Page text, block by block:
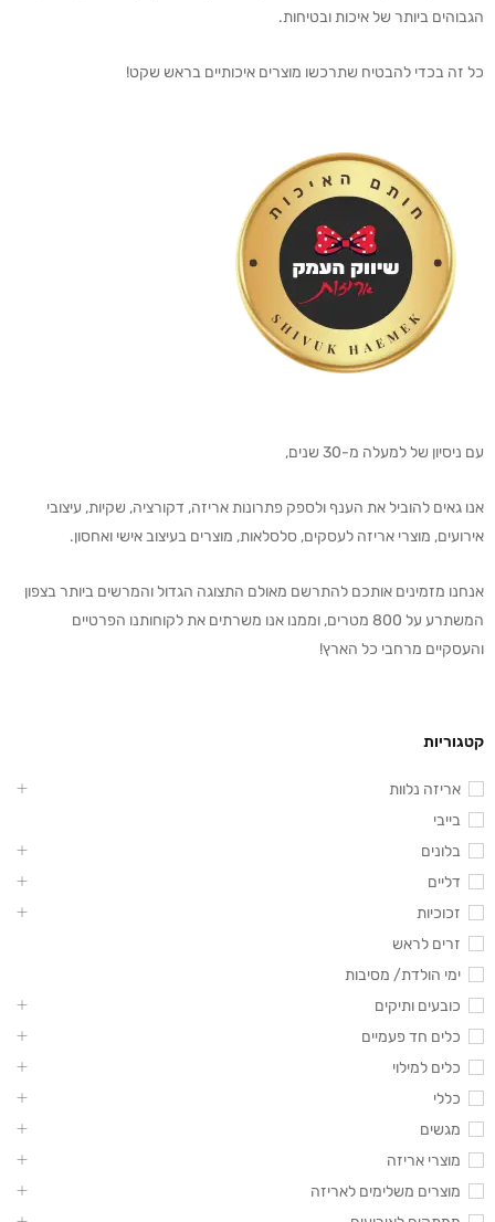
הגבוהים ביותר של איכות ובטיחות.
כל זה בכדי להבטיח שתרכשו מוצרים איכותיים בראש שקט!
עם ניסיון של למעלה מ-30 שנים,
אנו גאים להוביל את הענף ולספק פתרונות אריזה, דקורציה, שקיות, עיצובי
אירועים, מוצרי אריזה לעסקים, סלסלאות, מוצרים בעיצוב אישי ואחסון.
אנחנו מזמינים אותכם להתרשם מאולם התצוגה הגדול והמרשים ביותר בצפון
המשתרע על 800 מטרים, וממנו אנו משרתים את לקוחותנו הפרטיים
והעסקיים מרחבי כל הארץ!
קטגוריות
אריזה נלוות
בייבי
בלונים
דליים
זכוכיות
זרים לראש
ימי הולדת/ מסיבות
כובעים ותיקים
כלים חד פעמיים
כלים למילוי
כללי
מגשים
מוצרי אריזה
מוצרים משלימים לאריזה